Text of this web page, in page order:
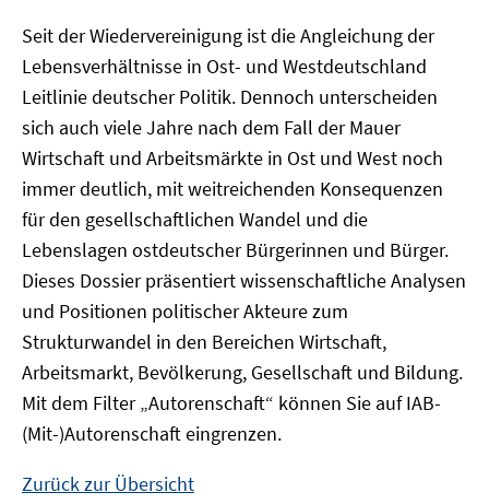
Seit der Wiedervereinigung ist die Angleichung der
Lebensverhältnisse in Ost- und Westdeutschland
Leitlinie deutscher Politik. Dennoch unterscheiden
sich auch viele Jahre nach dem Fall der Mauer
Wirtschaft und Arbeitsmärkte in Ost und West noch
immer deutlich, mit weitreichenden Konsequenzen
für den gesellschaftlichen Wandel und die
Lebenslagen ostdeutscher Bürgerinnen und Bürger.
Dieses Dossier präsentiert wissenschaftliche Analysen
und Positionen politischer Akteure zum
Strukturwandel in den Bereichen Wirtschaft,
Arbeitsmarkt, Bevölkerung, Gesellschaft und Bildung.
Mit dem Filter „Autorenschaft“ können Sie auf IAB-
(Mit-)Autorenschaft eingrenzen.
Zurück zur Übersicht